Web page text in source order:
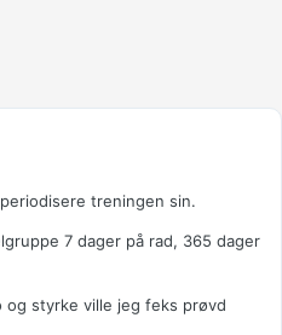
treningen sin.
7 dager på rad, 365 dager
og styrke ville jeg feks prøvd